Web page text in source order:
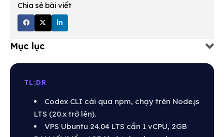
Chia sẻ bài viết
Mục lục
TL;DR
Codex CLI cài qua npm, chạy trên Node.js
LTS (20.x trở lên).
VPS Ubuntu 24.04 LTS cần 1 vCPU, 2GB